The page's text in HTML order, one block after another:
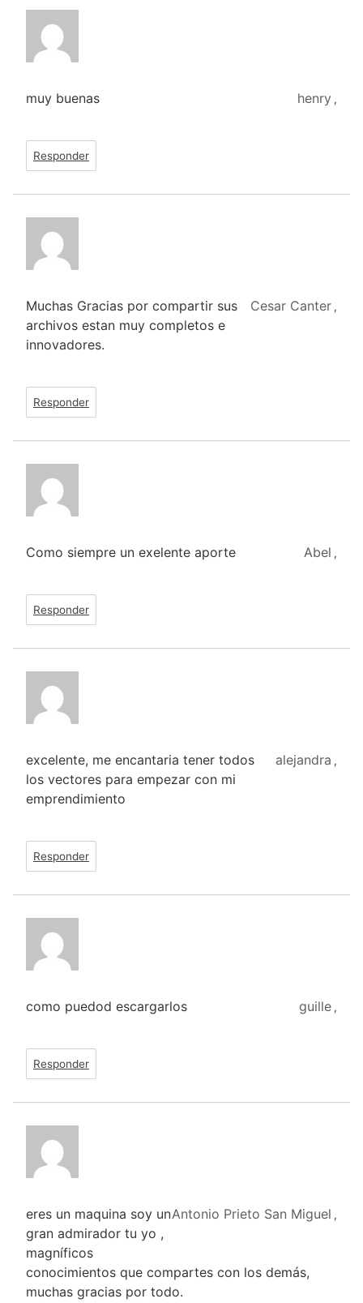
henry ,
muy buenas
Responder
Cesar Canter ,
Muchas Gracias por compartir sus
archivos estan muy completos e
innovadores.
Responder
Abel ,
Como siempre un exelente aporte
Responder
alejandra ,
excelente, me encantaria tener todos
los vectores para empezar con mi
emprendimiento
Responder
guille ,
como puedod escargarlos
Responder
Antonio Prieto San Miguel ,
eres un maquina soy un
gran admirador tu yo ,
magníficos
conocimientos que compartes con los demás,
muchas gracias por todo.